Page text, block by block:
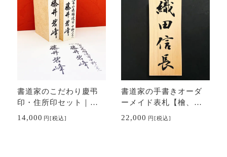
書道家のこだわり慶弔
印・住所印セット｜の
し用スタンプ・ゴム印
14,000 円[税込]
書道家の手書きオーダ
ーメイド表札【檜、
桧、ヒノキ】
22,000 円[税込]